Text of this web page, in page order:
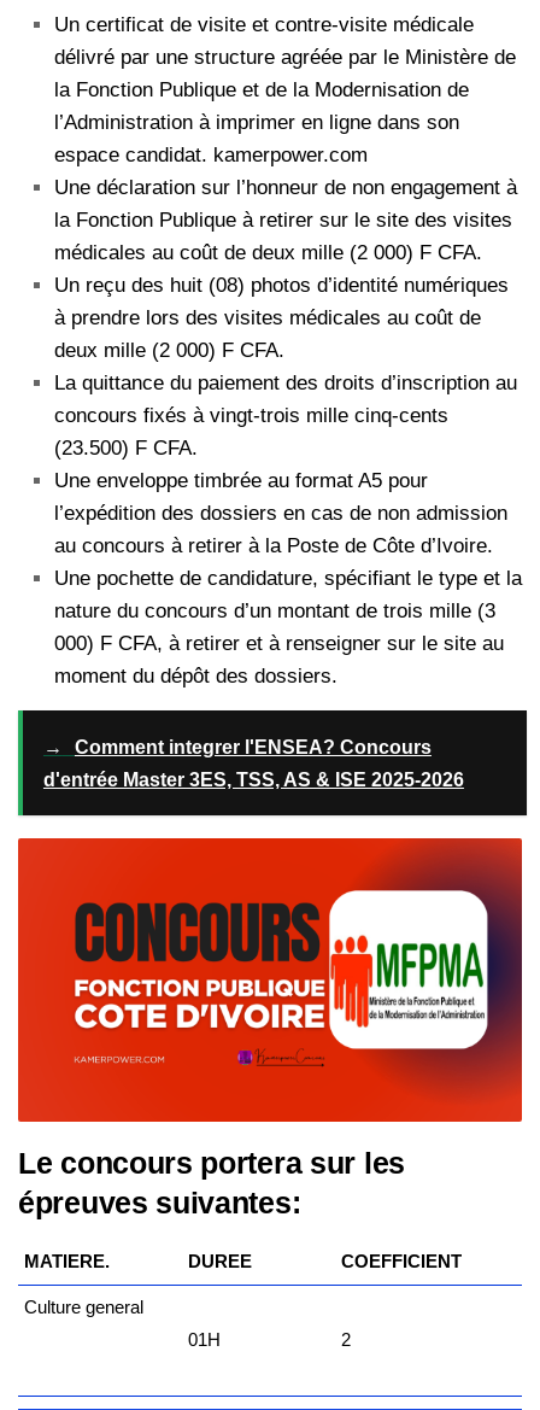
Un certificat de visite et contre-visite médicale
délivré par une structure agréée par le Ministère de
la Fonction Publique et de la Modernisation de
l’Administration à imprimer en ligne dans son
espace candidat. kamerpower.com
Une déclaration sur l’honneur de non engagement à
la Fonction Publique à retirer sur le site des visites
médicales au coût de deux mille (2 000) F CFA.
Un reçu des huit (08) photos d’identité numériques
à prendre lors des visites médicales au coût de
deux mille (2 000) F CFA.
La quittance du paiement des droits d’inscription au
concours fixés à vingt-trois mille cinq-cents
(23.500) F CFA.
Une enveloppe timbrée au format A5 pour
l’expédition des dossiers en cas de non admission
au concours à retirer à la Poste de Côte d’Ivoire.
Une pochette de candidature, spécifiant le type et la
nature du concours d’un montant de trois mille (3
000) F CFA, à retirer et à renseigner sur le site au
moment du dépôt des dossiers.
→
Comment integrer l'ENSEA? Concours
d'entrée Master 3ES, TSS, AS & ISE 2025-2026
Le concours portera sur les
épreuves suivantes:
MATIERE. DUREE COEFFICIENT
Culture general
01H
2